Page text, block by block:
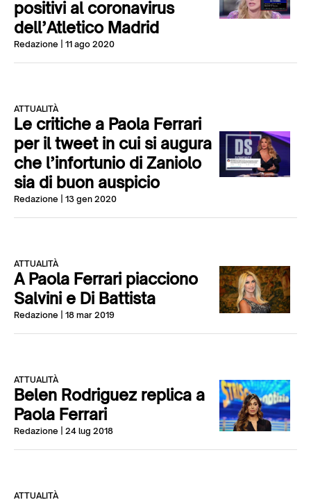
positivi al coronavirus
dell’Atletico Madrid
Redazione | 11 ago 2020
ATTUALITÀ
Le critiche a Paola Ferrari
per il tweet in cui si augura
che l’infortunio di Zaniolo
sia di buon auspicio
Redazione | 13 gen 2020
ATTUALITÀ
A Paola Ferrari piacciono
Salvini e Di Battista
Redazione | 18 mar 2019
ATTUALITÀ
Belen Rodriguez replica a
Paola Ferrari
Redazione | 24 lug 2018
ATTUALITÀ